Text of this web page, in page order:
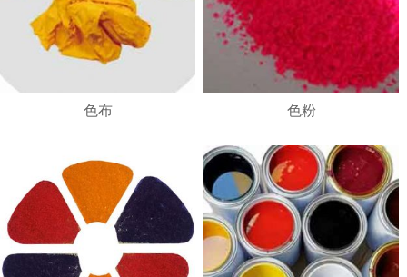
2 3 4
色布 色粉